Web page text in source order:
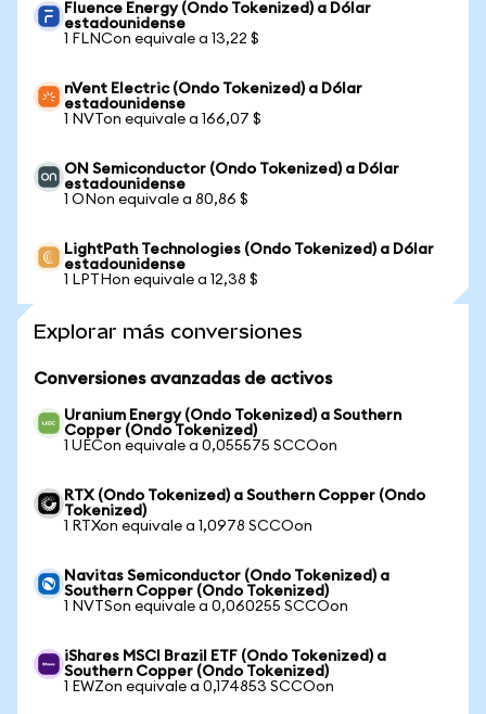
Fluence Energy (Ondo Tokenized) a Dólar
estadounidense
1 FLNCon equivale a 13,22 $
nVent Electric (Ondo Tokenized) a Dólar
estadounidense
1 NVTon equivale a 166,07 $
ON Semiconductor (Ondo Tokenized) a Dólar
estadounidense
1 ONon equivale a 80,86 $
LightPath Technologies (Ondo Tokenized) a Dólar
estadounidense
1 LPTHon equivale a 12,38 $
Explorar más conversiones
Conversiones avanzadas de activos
Uranium Energy (Ondo Tokenized) a Southern
Copper (Ondo Tokenized)
1 UECon equivale a 0,055575 SCCOon
RTX (Ondo Tokenized) a Southern Copper (Ondo
Tokenized)
1 RTXon equivale a 1,0978 SCCOon
Navitas Semiconductor (Ondo Tokenized) a
Southern Copper (Ondo Tokenized)
1 NVTSon equivale a 0,060255 SCCOon
iShares MSCI Brazil ETF (Ondo Tokenized) a
Southern Copper (Ondo Tokenized)
1 EWZon equivale a 0,174853 SCCOon